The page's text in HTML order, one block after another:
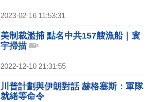
2023-02-16 11:53:31
美制裁濫捕 點名中共157艘漁船｜寰
宇掃描
2022-12-10 21:31:55
川普計劃與伊朗對話 赫格塞斯：軍隊
就緒等命令